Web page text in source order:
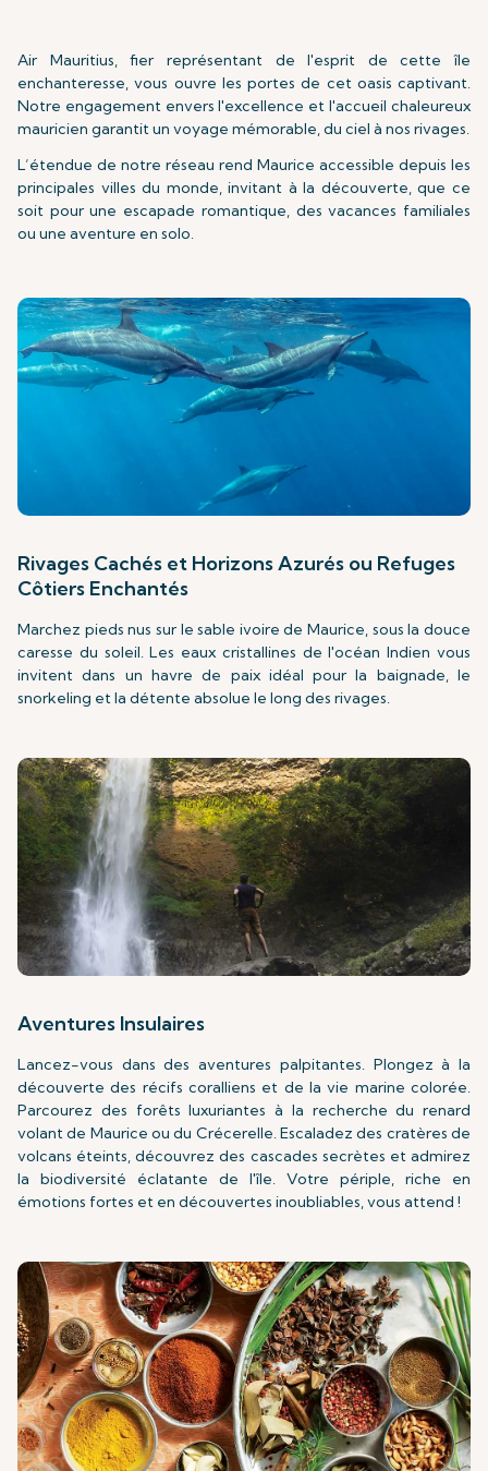
Air Mauritius, fier représentant de l'esprit de cette île
enchanteresse, vous ouvre les portes de cet oasis captivant.
Notre engagement envers l'excellence et l'accueil chaleureux
mauricien garantit un voyage mémorable, du ciel à nos rivages.
L’étendue de notre réseau rend Maurice accessible depuis les
principales villes du monde, invitant à la découverte, que ce
soit pour une escapade romantique, des vacances familiales
ou une aventure en solo.
Rivages Cachés et Horizons Azurés ou Refuges
Côtiers Enchantés
Marchez pieds nus sur le sable ivoire de Maurice, sous la douce
caresse du soleil. Les eaux cristallines de l'océan Indien vous
invitent dans un havre de paix idéal pour la baignade, le
snorkeling et la détente absolue le long des rivages.
Aventures Insulaires
Lancez-vous dans des aventures palpitantes. Plongez à la
découverte des récifs coralliens et de la vie marine colorée.
Parcourez des forêts luxuriantes à la recherche du renard
volant de Maurice ou du Crécerelle. Escaladez des cratères de
volcans éteints, découvrez des cascades secrètes et admirez
la biodiversité éclatante de l'île. Votre périple, riche en
émotions fortes et en découvertes inoubliables, vous attend !